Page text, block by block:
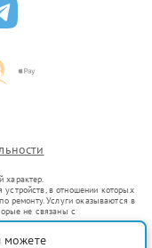
характер.
в отношении которых
ремонту. Услуги оказываются в
не связаны с
оборот в соответствии
можете